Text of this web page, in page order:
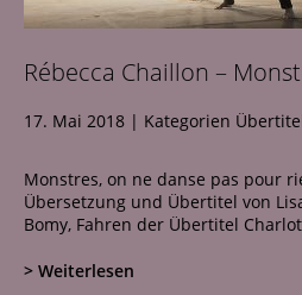
Nederlands
Netzwerk
Rébecca Chaillon –
17. Mai 2018 | Kategorien
Monstres, on ne danse pas pour
Übersetzung und Übertitel von
Bomy, Fahren der Übertitel
> Weiterlesen